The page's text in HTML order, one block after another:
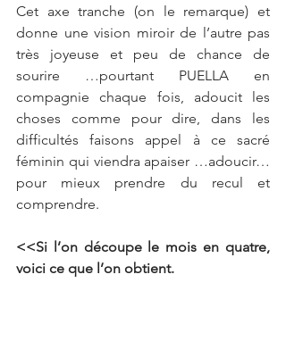
Cet axe tranche (on le remarque) et
donne une vision miroir de l’autre pas
très joyeuse et peu de chance de
sourire …pourtant PUELLA en
compagnie chaque fois, adoucit les
choses comme pour dire, dans les
difficultés faisons appel à ce sacré
féminin qui viendra apaiser …adoucir…
pour mieux prendre du recul et
comprendre.
<<Si l’on découpe le mois en quatre,
voici ce que l’on obtient.